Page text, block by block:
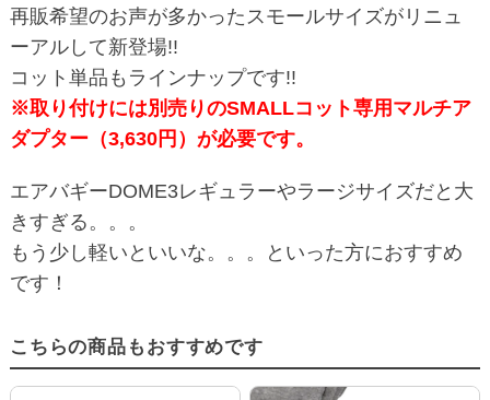
再販希望のお声が多かったスモールサイズがリニュ
ーアルして新登場!!
コット単品もラインナップです!!
※取り付けには別売りのSMALLコット専用マルチア
ダプター（3,630円）が必要です。
エアバギーDOME3レギュラーやラージサイズだと大
きすぎる。。。
もう少し軽いといいな。。。といった方におすすめ
です！
こちらの商品もおすすめです